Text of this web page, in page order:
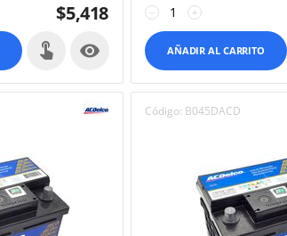
$5,418

+
−
AÑADIR AL CARRITO
Código: B045DACD